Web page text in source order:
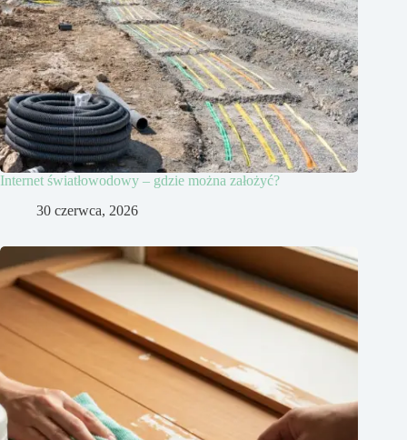
Internet światłowodowy – gdzie można założyć?
30 czerwca, 2026